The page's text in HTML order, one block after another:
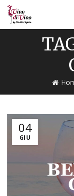
04
GIU